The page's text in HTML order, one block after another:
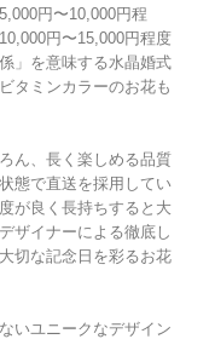
円〜10,000円程
円〜15,000円程度
」を意味する水晶婚式
タミンカラーのお花も
ん、長く楽しめる品質
態で直送を採用してい
が良く長持ちすると大
ザイナーによる徹底し
切な記念日を彩るお花
いユニークなデザイン